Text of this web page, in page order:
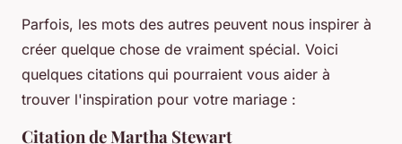
Parfois, les mots des autres peuvent nous inspirer à
créer quelque chose de vraiment spécial. Voici
quelques citations qui pourraient vous aider à
trouver l'inspiration pour votre mariage :
Citation de Martha Stewart